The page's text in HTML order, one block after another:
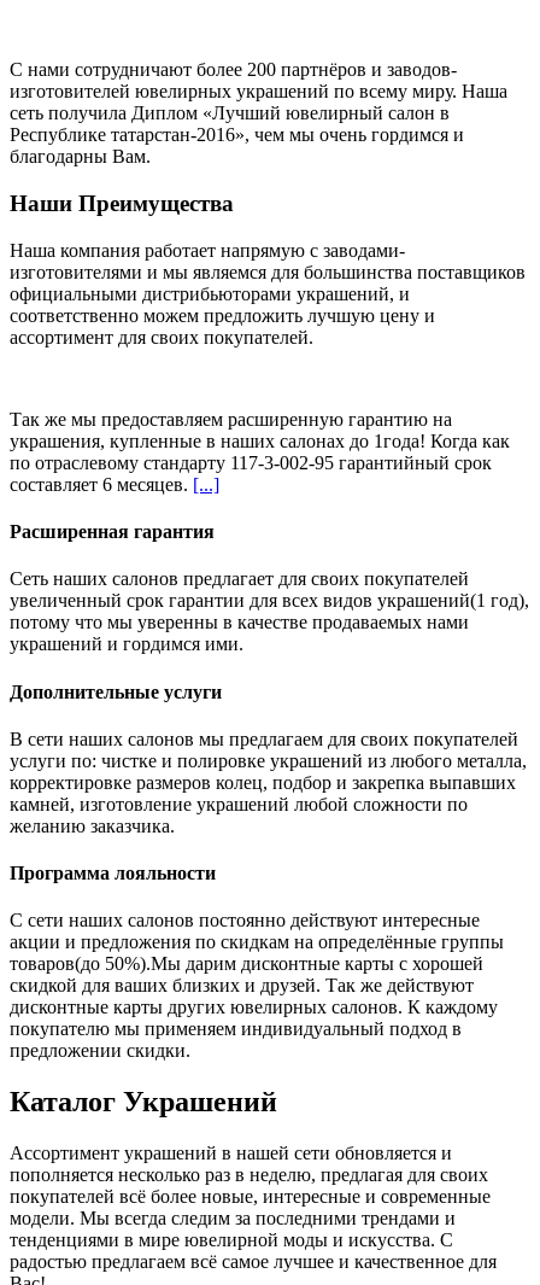
С нами сотрудничают более 200 партнёров и заводов-
изготовителей ювелирных украшений по всему миру. Наша
сеть получила Диплом «Лучший ювелирный салон в
Республике татарстан-2016», чем мы очень гордимся и
благодарны Вам.
Наши Преимущества
Наша компания работает напрямую с заводами-
изготовителями и мы являемся для большинства поставщиков
официальными дистрибьюторами украшений, и
соответственно можем предложить лучшую цену и
ассортимент для своих покупателей.
Так же мы предоставляем расширенную гарантию на
украшения, купленные в наших салонах до 1года! Когда как
по отраслевому стандарту 117-3-002-95 гарантийный срок
составляет 6 месяцев. [...]
Расширенная гарантия
Сеть наших салонов предлагает для своих покупателей
увеличенный срок гарантии для всех видов украшений(1 год),
потому что мы уверенны в качестве продаваемых нами
украшений и гордимся ими.
Дополнительные услуги
В сети наших салонов мы предлагаем для своих покупателей
услуги по: чистке и полировке украшений из любого металла,
корректировке размеров колец, подбор и закрепка выпавших
камней, изготовление украшений любой сложности по
желанию заказчика.
Программа лояльности
С сети наших салонов постоянно действуют интересные
акции и предложения по скидкам на определённые группы
товаров(до 50%).Мы дарим дисконтные карты с хорошей
скидкой для ваших близких и друзей. Так же действуют
дисконтные карты других ювелирных салонов. К каждому
покупателю мы применяем индивидуальный подход в
предложении скидки.
Каталог Украшений
Ассортимент украшений в нашей сети обновляется и
пополняется несколько раз в неделю, предлагая для своих
покупателей всё более новые, интересные и современные
модели. Мы всегда следим за последними трендами и
тенденциями в мире ювелирной моды и искусства. С
радостью предлагаем всё самое лучшее и качественное для